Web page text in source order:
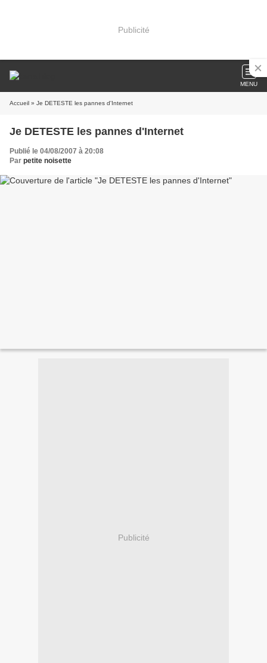
Publicité
MENU
Accueil » Je DETESTE les pannes d'Internet
Je DETESTE les pannes d'Internet
Publié le 04/08/2007 à 20:08
Par petite noisette
Publicité